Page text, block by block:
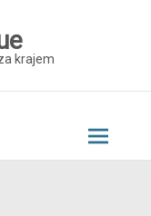
krajem